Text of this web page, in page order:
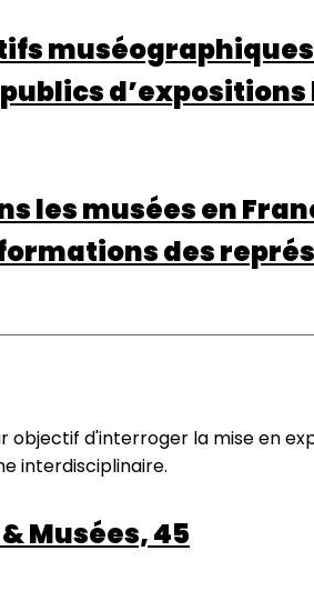
muséographiques
d’expositions
les musées en
des
objectif d'interroger la mise en
interdisciplinaire.
Musées, 45